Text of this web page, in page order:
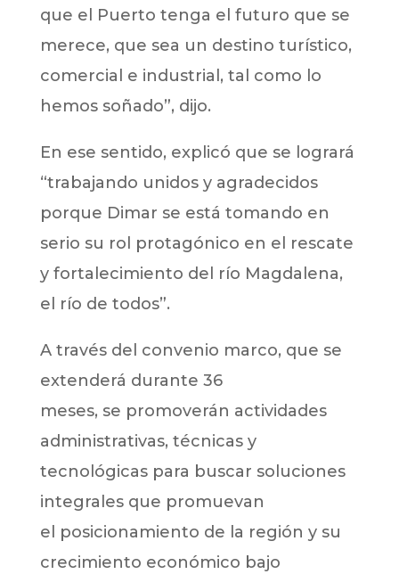
que el Puerto tenga el futuro que se
merece, que sea un destino turístico,
comercial e industrial, tal como lo
hemos soñado”, dijo.
En ese sentido, explicó que se logrará
“trabajando unidos y agradecidos
porque Dimar se está tomando en
serio su rol protagónico en el rescate
y fortalecimiento del río Magdalena,
el río de todos”.
A través del convenio marco, que se
extenderá durante 36
meses, se promoverán actividades
administrativas, técnicas y
tecnológicas para buscar soluciones
integrales que promuevan
el posicionamiento de la región y su
crecimiento económico bajo